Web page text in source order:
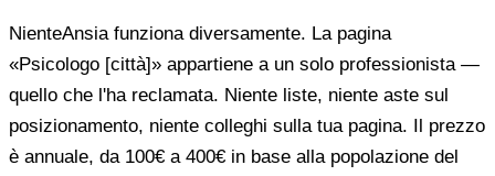
NienteAnsia funziona diversamente. La pagina
«Psicologo [città]» appartiene a un solo professionista —
quello che l'ha reclamata. Niente liste, niente aste sul
posizionamento, niente colleghi sulla tua pagina. Il prezzo
è annuale, da 100€ a 400€ in base alla popolazione del